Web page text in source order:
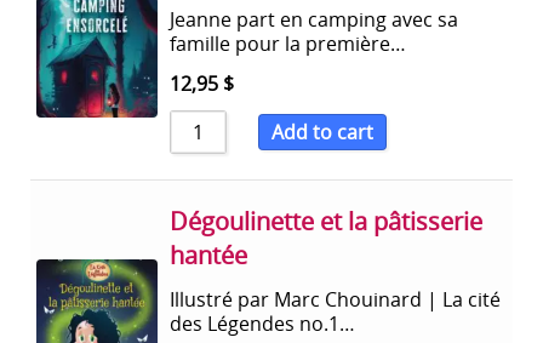
Jeanne part en camping avec sa
famille pour la première…
12,95 $
Add to cart
Dégoulinette et la pâtisserie
hantée
Illustré par Marc Chouinard | La cité
des Légendes no.1…